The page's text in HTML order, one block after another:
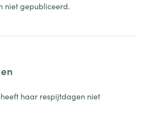
niet gepubliceerd.
haar respijtdagen niet